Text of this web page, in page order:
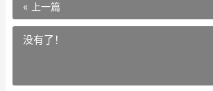
« 上一篇
没有了！